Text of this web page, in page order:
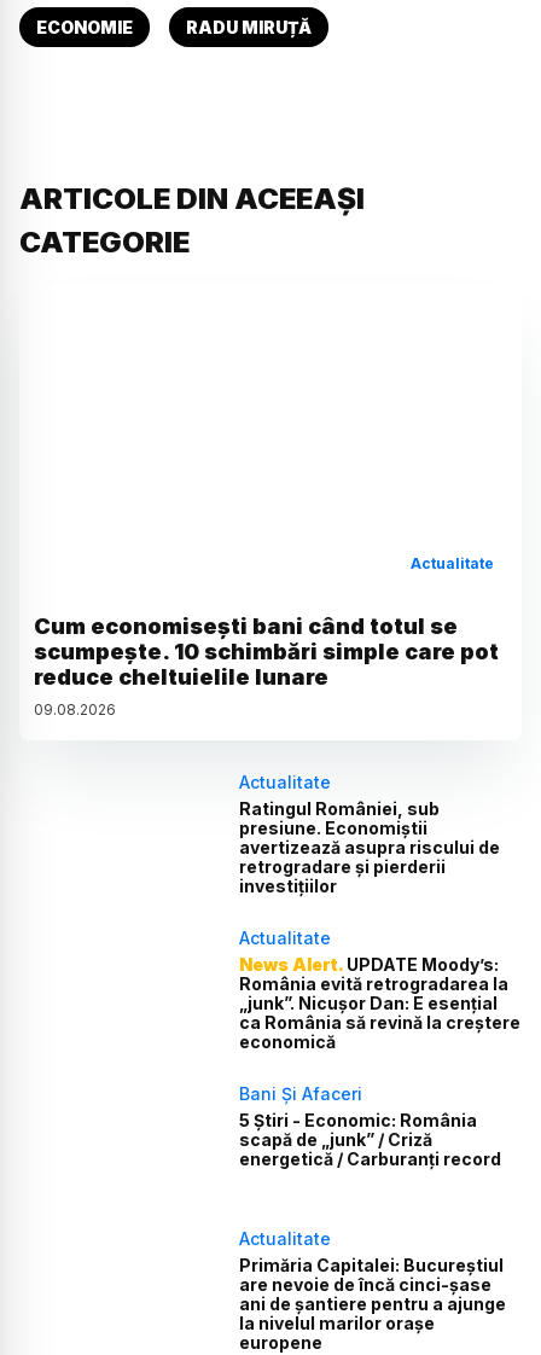
ECONOMIE RADU MIRUȚĂ
ARTICOLE DIN ACEEAȘI
CATEGORIE
Actualitate
Cum economisești bani când totul se
scumpește. 10 schimbări simple care pot
reduce cheltuielile lunare
09.08.2026
Actualitate
Ratingul României, sub
presiune. Economiștii
avertizează asupra riscului de
retrogradare și pierderii
investițiilor
Actualitate
News Alert. UPDATE Moody’s:
România evită retrogradarea la
„junk”. Nicușor Dan: E esențial
ca România să revină la creștere
economică
Bani Și Afaceri
5 Știri - Economic: România
scapă de „junk” / Criză
energetică / Carburanți record
Actualitate
Primăria Capitalei: Bucureștiul
are nevoie de încă cinci-șase
ani de șantiere pentru a ajunge
la nivelul marilor orașe
europene